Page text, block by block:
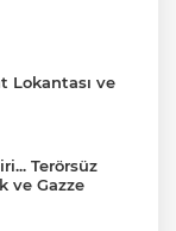
Lokantası ve
Terörsüz
ve Gazze